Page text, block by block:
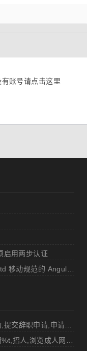
账号请点击这里
启用两步认证